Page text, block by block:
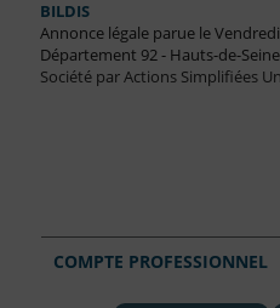
BILDIS
Annonce légale parue le
Département 92 - Hauts-de-Seine
Société par Actions Simplifiées
COMPTE PROFESSIONNEL